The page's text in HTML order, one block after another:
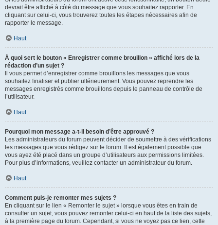
devrait être affiché à côté du message que vous souhaitez rapporter. En
cliquant sur celui-ci, vous trouverez toutes les étapes nécessaires afin de
rapporter le message.
Haut
À quoi sert le bouton « Enregistrer comme brouillon » affiché lors de la
rédaction d’un sujet ?
Il vous permet d’enregistrer comme brouillons les messages que vous
souhaitez finaliser et publier ultérieurement. Vous pouvez reprendre les
messages enregistrés comme brouillons depuis le panneau de contrôle de
l’utilisateur.
Haut
Pourquoi mon message a-t-il besoin d’être approuvé ?
Les administrateurs du forum peuvent décider de soumettre à des vérifications
les messages que vous rédigez sur le forum. Il est également possible que
vous ayez été placé dans un groupe d’utilisateurs aux permissions limitées.
Pour plus d’informations, veuillez contacter un administrateur du forum.
Haut
Comment puis-je remonter mes sujets ?
En cliquant sur le lien « Remonter le sujet » lorsque vous êtes en train de
consulter un sujet, vous pouvez remonter celui-ci en haut de la liste des sujets,
à la première page du forum. Cependant, si vous ne voyez pas ce lien, cette